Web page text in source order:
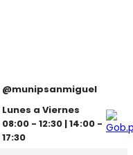
@munipsanmiguel
Lunes a Viernes
08:00 - 12:30 | 14:00 -
17:30